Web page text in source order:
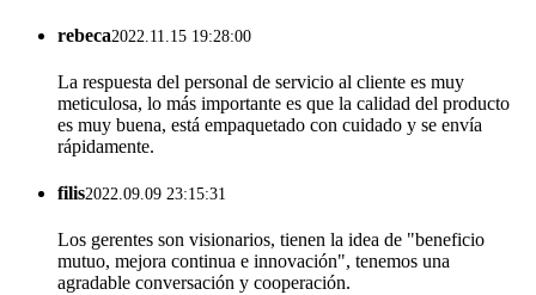
rebeca2022.11.15 19:28:00
La respuesta del personal de servicio al cliente es muy
meticulosa, lo más importante es que la calidad del producto
es muy buena, está empaquetado con cuidado y se envía
rápidamente.
filis2022.09.09 23:15:31
Los gerentes son visionarios, tienen la idea de "beneficio
mutuo, mejora continua e innovación", tenemos una
agradable conversación y cooperación.